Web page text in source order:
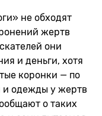
не обходят
жертв
они
и деньги, хотя
коронки — по
и одежды у жертв
о таких